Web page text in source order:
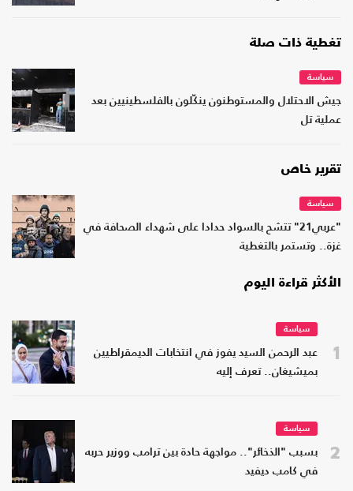
تغطية ذات صلة
سياسة
جيش الاحتلال والمستوطنون ينكّلون بالفلسطينيين بعد
عملية تل
تقرير خاص
سياسة
"عربي21" تتشح بالسواد حدادا على شهداء الصحافة في
غزة.. وتستمر بالتغطية
الأكثر قراءة اليوم
1
سياسة
عبد الرحمن السيد يفوز في انتخابات الديمقراطيين
بميشيغان.. تعرف إليه
2
سياسة
بسبب "الذخائر".. مواجهة حادة بين ترامب ووزير حربه
في كامب ديفيد